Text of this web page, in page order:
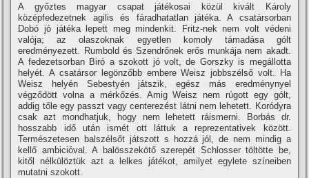
A győztes magyar csapat játékosai közül kivált Károly
középfedezetnek agilis és fáradhatatlan játéka. A csatársorban
Dobó jó játéka lepett meg mindenkit. Fritz-nek nem volt védeni
valója; az olaszoknak egyetlen komoly támadása gólt
eredményezett. Rumbold és Szendrőnek erős munkája nem akadt.
A fedezetsorban Biró a szokott jó volt, de Gorszky is megállotta
helyét. A csatársor legönzőbb embere Weisz jobbszélső volt. Ha
Weisz helyén Sebestyén játszik, egész más eredménynyel
végződött volna a mérkőzés. Amig Weisz nem rúgott egy gólt,
addig tőle egy passzt vagy centerezést látni nem lehetett. Koródyra
csak azt mondhatjuk, hogy nem lehetett ráismerni. Borbás dr.
hosszabb idő után ismét ott láttuk a reprezentativek között.
Természetesen balszélsőt játszott s hozzá jól, de nem mindig a
kellő ambicióval. A balösszekötő szerepét Schlosser töltötte be,
kitől nélkülöztük azt a lelkes játékot, amilyet egylete szí­neiben
mutatni szokott.